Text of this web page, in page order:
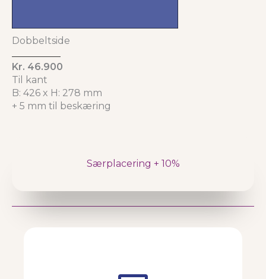
Dobbeltside
Kr. 46.900
Til kant
B: 426 x H: 278 mm
+ 5 mm til beskæring
Særplacering + 10%